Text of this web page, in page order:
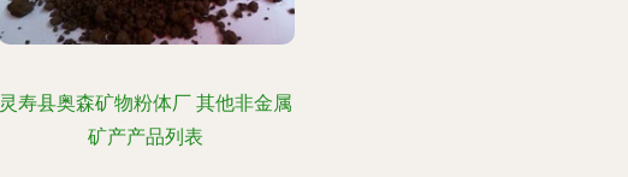
灵寿县奥森矿物粉体厂 其他非金属
矿产产品列表